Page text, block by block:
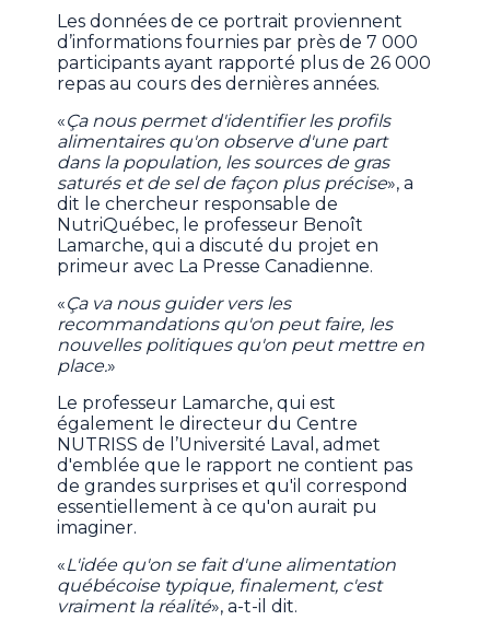
Les données de ce portrait proviennent
d’informations fournies par près de 7 000
participants ayant rapporté plus de 26 000
repas au cours des dernières années.
«Ça nous permet d'identifier les profils
alimentaires qu'on observe d'une part
dans la population, les sources de gras
saturés et de sel de façon plus précise», a
dit le chercheur responsable de
NutriQuébec, le professeur Benoît
Lamarche, qui a discuté du projet en
primeur avec La Presse Canadienne.
«Ça va nous guider vers les
recommandations qu'on peut faire, les
nouvelles politiques qu'on peut mettre en
place.»
Le professeur Lamarche, qui est
également le directeur du Centre
NUTRISS de l’Université Laval, admet
d'emblée que le rapport ne contient pas
de grandes surprises et qu'il correspond
essentiellement à ce qu'on aurait pu
imaginer.
«L'idée qu'on se fait d'une alimentation
québécoise typique, finalement, c'est
vraiment la réalité», a-t-il dit.